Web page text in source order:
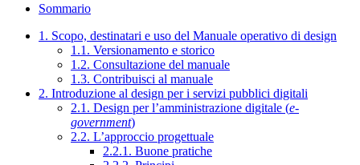
Sommario
1. Scopo, destinatari e uso del Manuale operativo di design
1.1. Versionamento e storico
1.2. Consultazione del manuale
1.3. Contribuisci al manuale
2. Introduzione al design per i servizi pubblici digitali
2.1. Design per l’amministrazione digitale (e-
government)
2.2. L’approccio progettuale
2.2.1. Buone pratiche